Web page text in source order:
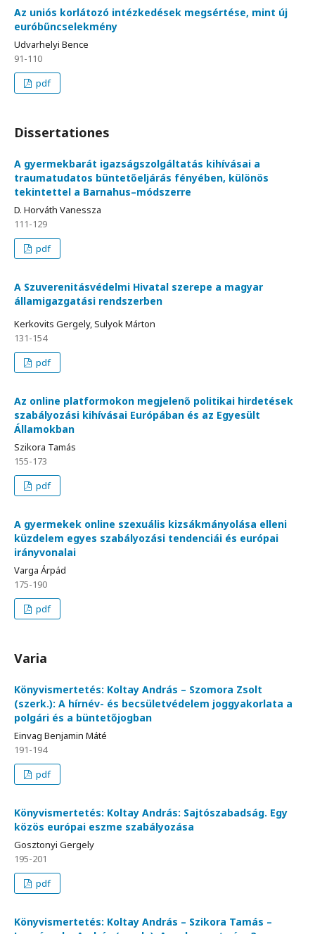
Az uniós korlátozó intézkedések megsértése, mint új
euróbűncselekmény
Udvarhelyi Bence
91-110
pdf
Dissertationes
A gyermekbarát igazságszolgáltatás kihívásai a
traumatudatos büntetőeljárás fényében, különös
tekintettel a Barnahus–módszerre
D. Horváth Vanessza
111-129
pdf
A Szuverenitásvédelmi Hivatal szerepe a magyar
államigazgatási rendszerben
Kerkovits Gergely, Sulyok Márton
131-154
pdf
Az online platformokon megjelenő politikai hirdetések
szabályozási kihívásai Európában és az Egyesült
Államokban
Szikora Tamás
155-173
pdf
A gyermekek online szexuális kizsákmányolása elleni
küzdelem egyes szabályozási tendenciái és európai
irányvonalai
Varga Árpád
175-190
pdf
Varia
Könyvismertetés: Koltay András – Szomora Zsolt
(szerk.): A hírnév- és becsületvédelem joggyakorlata a
polgári és a büntetőjogban
Einvag Benjamin Máté
191-194
pdf
Könyvismertetés: Koltay András: Sajtószabadság. Egy
közös európai eszme szabályozása
Gosztonyi Gergely
195-201
pdf
Könyvismertetés: Koltay András – Szikora Tamás –